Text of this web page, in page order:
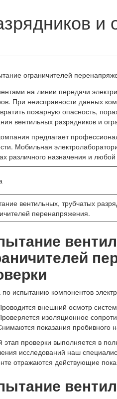
и
на линии передачи
При неисправности данных
пожарную опасность,
вентильных разрядников и
предлагает
Мобильная
различного назначения и
вентильных, трубчатых
перенапряжения.
по испытанию компонентов
внешний осмотр
изоляционное
показания пробивного
этап проверки выполняется в
исследований наш
отражаются действующие